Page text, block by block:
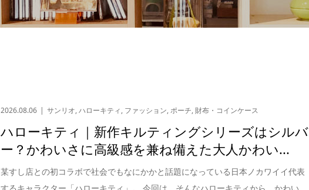
2026.08.06 サンリオ,ハローキティ, ファッション,ポーチ, 財布・コインケース
ハローキティ｜新作キルティングシリーズはシルバ
ー？かわいさに高級感を兼ね備えた大人かわい...
某すし店との初コラボで社会でもなにかかと話題になっている日本ノカワイイ代表
するキャラクター「ハローキティ」。 今回は、そんなハローキティから、かわい